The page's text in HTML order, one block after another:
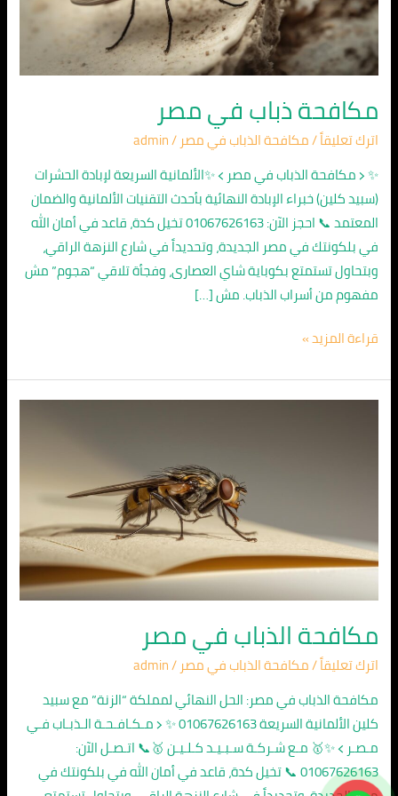
مكافحة ذباب في مصر
اترك تعليقاً/مكافحة الذباب في مصر /
admin
✨ ﴿ مكافحة الذباب في مصر ﴾ ✨الألمانية السريعة لإبادة الحشرات
(سبيد كلين) خبراء الإبادة النهائية بأحدث التقنيات الألمانية والضمان
المعتمد 📞 احجز الآن: 01067626163 تخيل كدة، قاعد في أمان الله
في بلكونتك في مصر الجديدة، وتحديداً في شارع النزهة الراقي،
وبتحاول تستمتع بكوباية شاي العصارى، وفجأة تلاقي “هجوم” مش
مفهوم من أسراب الذباب. مش […]
قراءة المزيد »
مكافحة الذباب في مصر
اترك تعليقاً/مكافحة الذباب في مصر /
admin
مكافحة الذباب في مصر: الحل النهائي لمملكة “الزنة” مع سبيد
كلين الألمانية السريعة 01067626163 ✨ ﴿ مـكـافـحـة الـذبـاب فـي
مـصـر ﴾ ✨🥇 مـع شـركـة سـبـيـد كـلـيـن 🥇📞 اتـصـل الآن:
01067626163 📞 تخيل كدة، قاعد في أمان الله في بلكونتك في